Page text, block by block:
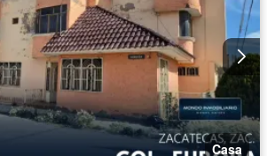
Casa